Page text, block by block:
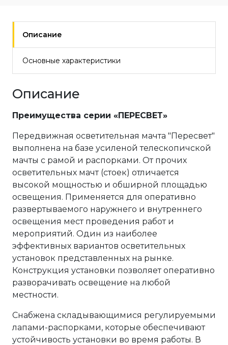
Описание
Основные характеристики
Описание
Преимущества серии «ПЕРЕСВЕТ»
Передвижная осветительная мачта "Пересвет"
выполнена на базе усиленой телескопичской
мачты с рамой и распорками. От прочих
осветительных мачт (стоек) отличается
высокой мощностью и обширной площадью
освещения. Применяется для оперативно
развертываемого наружнего и внутреннего
освещения мест проведения работ и
мероприятий. Один из наиболее
эффективных вариантов осветительных
установок представленных на рынке.
Конструкция установки позволяет оперативно
разворачивать освещение на любой
местности.
Снабжена складывающимися регулируемыми
лапами-распорками, которые обеспечивают
устойчивость установки во время работы. В